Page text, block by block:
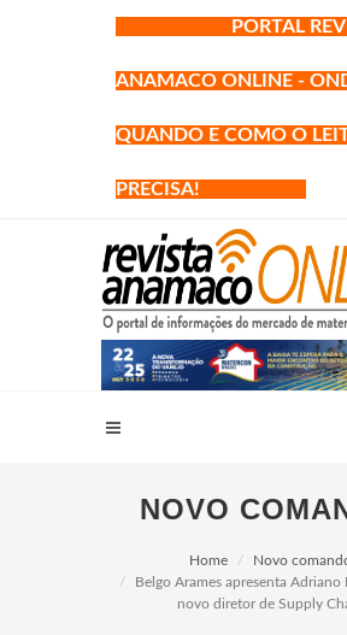
PORTAL
ANAMACO ONLINE -
QUANDO E COMO O
PRECISA!
NOVO
Home
Novo
Belgo Arames apresenta Adriano
novo diretor de Supply